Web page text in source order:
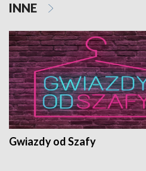
INNE
Gwiazdy od Szafy